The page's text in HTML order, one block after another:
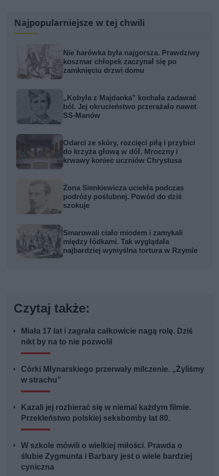
Najpopularniejsze w tej chwili
Nie harówka była najgorsza. Prawdziwy
koszmar chłopek zaczynał się po
zamknięciu drzwi domu
„Kobyła z Majdanka” kochała zadawać
ból. Jej okrucieństwo przerażało nawet
SS-Manów
Odarci ze skóry, rozcięci piłą i przybici
do krzyża głową w dół. Mroczny i
krwawy koniec uczniów Chrystusa
Żona Sienkiewicza uciekła podczas
podróży poślubnej. Powód do dziś
szokuje
Smarowali ciało miodem i zamykali
między łódkami. Tak wyglądała
najbardziej wymyślna tortura w Rzymie
Czytaj także:
Miała 17 lat i zagrała całkowicie nagą rolę. Dziś
nikt by na to nie pozwolił
Córki Młynarskiego przerwały milczenie. „Żyliśmy
w strachu”
Kazali jej rozbierać się w niemal każdym filmie.
Przekleństwo polskiej seksbomby lat 80.
W szkole mówili o wielkiej miłości. Prawda o
ślubie Zygmunta i Barbary jest o wiele bardziej
cyniczna